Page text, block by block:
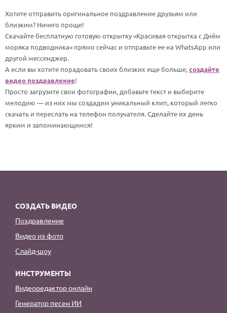
Хотите отправить оригинальное поздравление друзьям или
близким? Ничего проще!
Скачайте бесплатную готовую открытку «Красивая открытка с Днём
моряка подводника» прямо сейчас и отправьте ее на WhatsApp или
другой мессенджер.
А если вы хотите порадовать своих близких еще больше,создайте
видео поздравление!
Просто загрузите свои фотографии, добавьте текст и выберите
мелодию — из них мы создадим уникальный клип, который легко
скачать и переслать на телефон получателя. Сделайте их день
ярким и запоминающимся!
СОЗДАТЬ ВИДЕО
Поздравление
Видео из фото
Слайд-шоу
ИНСТРУМЕНТЫ
Видеоредактор онлайн
Генератор песен ИИ